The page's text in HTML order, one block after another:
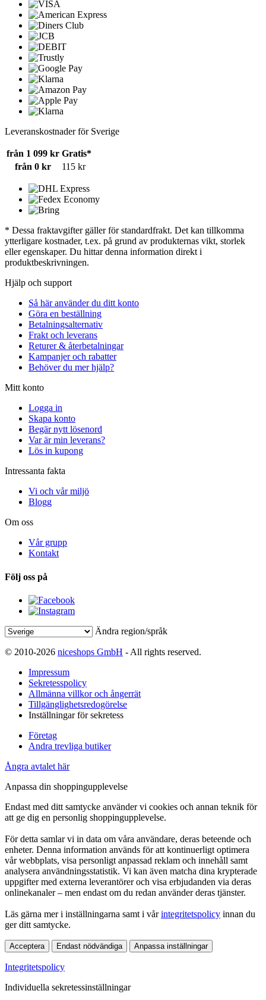
Leveranskostnader för Sverige
från 1 099 kr Gratis*
från 0 kr
115 kr
* Dessa fraktavgifter gäller för standardfrakt. Det kan tillkomma
ytterligare kostnader, t.ex. på grund av produkternas vikt, storlek
eller egenskaper. Du hittar denna information direkt i
produktbeskrivningen.
Hjälp och support
Så här använder du ditt konto
Göra en beställning
Betalningsalternativ
Frakt och leverans
Returer & återbetalningar
Kampanjer och rabatter
Behöver du mer hjälp?
Mitt konto
Logga in
Skapa konto
Begär nytt lösenord
Var är min leverans?
Lös in kupong
Intressanta fakta
Vi och vår miljö
Blogg
Om oss
Vår grupp
Kontakt
Följ oss på
Ändra region/språk
© 2010-2026 niceshops GmbH - All rights reserved.
Impressum
Sekretesspolicy
Allmänna villkor och ångerrät
Tillgänglighetsredogörelse
Inställningar för sekretess
Företag
Andra trevliga butiker
Ångra avtalet här
Anpassa din shoppingupplevelse
Endast med ditt samtycke använder vi cookies och annan teknik för
att ge dig en personlig shoppingupplevelse.
För detta samlar vi in data om våra användare, deras beteende och
enheter. Denna information används för att kontinuerligt optimera
vår webbplats, visa personligt anpassad reklam och innehåll samt
analysera användningsstatistik. Vi kan även matcha dina krypterade
uppgifter med externa leverantörer och visa erbjudanden via deras
onlinekanaler – men endast om du redan använder deras tjänster.
Läs gärna mer i inställningarna samt i vårintegritetspolicy innan du
ger ditt samtycke.
Acceptera Endast nödvändiga Anpassa inställningar
Integritetspolicy
Individuella sekretessinställningar